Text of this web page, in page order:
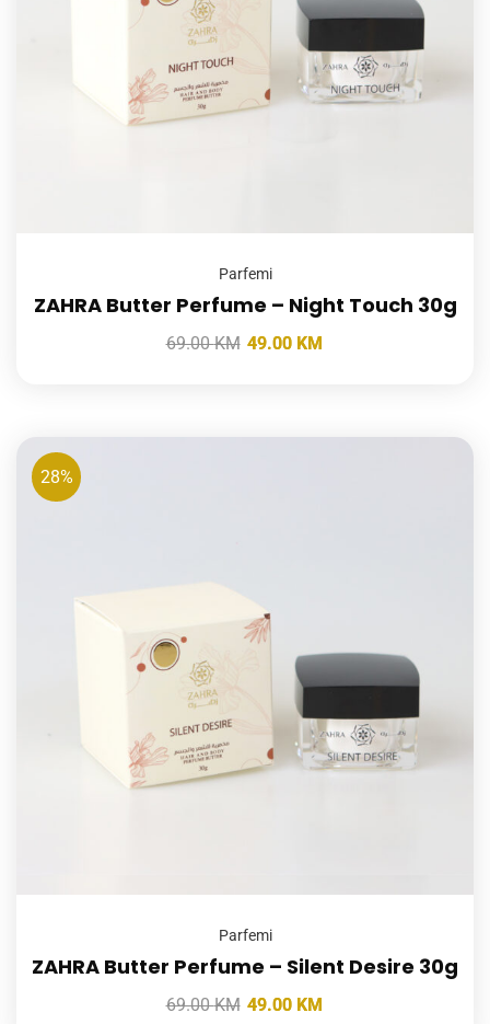
Parfemi
ZAHRA Butter Perfume – Night Touch 30g
69.00KM 49.00 KM
28%
Parfemi
ZAHRA Butter Perfume – Silent Desire 30g
69.00KM 49.00 KM